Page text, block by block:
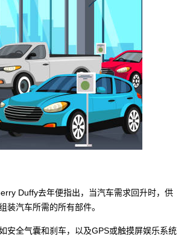
Duffy去年便指出，当汽车需求回升时，供
装汽车所需的所有部件。
安全气囊和刹车，以及GPS或触摸屏娱乐系统